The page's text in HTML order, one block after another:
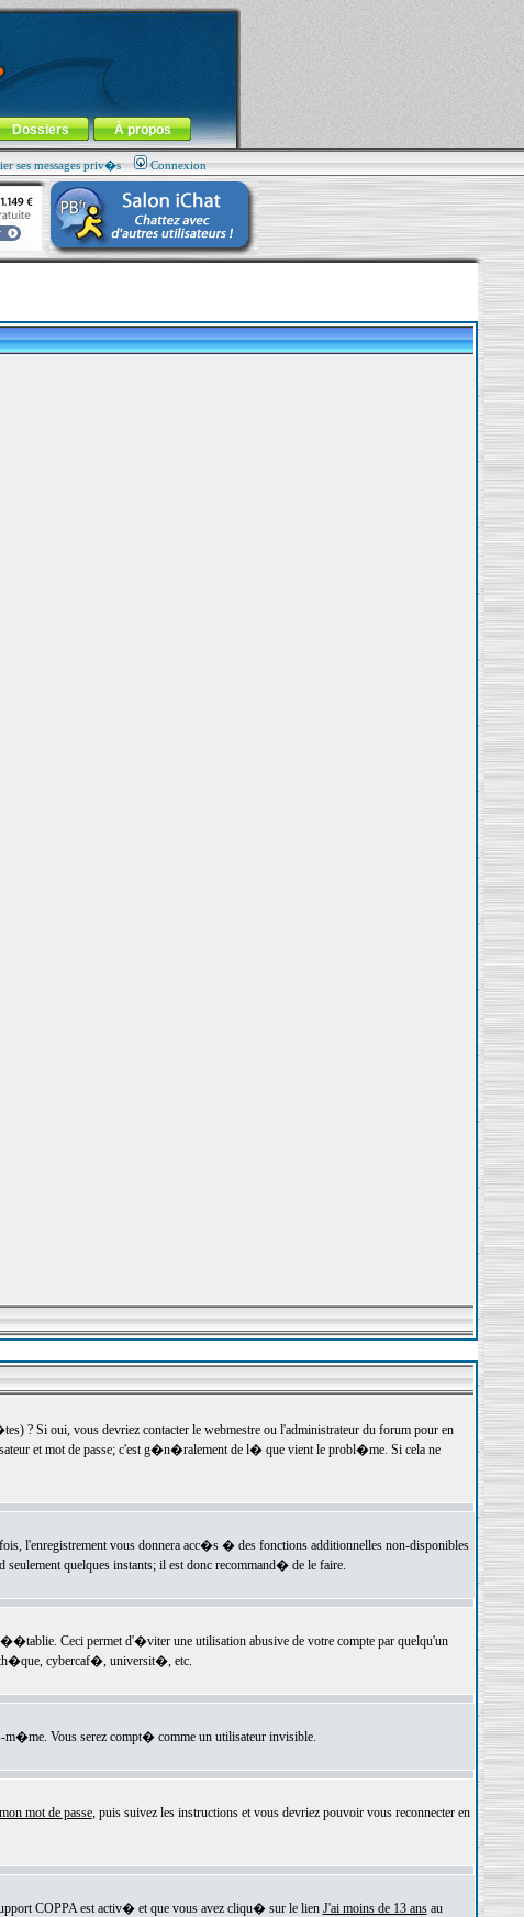
Dossiers À propos
ses messages priv�s Connexion
? Si oui, vous devriez contacter le webmestre ou l'administrateur du forum pour en
et mot de passe; c'est g�n�ralement de l� que vient le probl�me. Si cela ne
l'enregistrement vous donnera acc�s � des fonctions additionnelles non-disponibles
quelques instants; il est donc recommand� de le faire.
Ceci permet d'�viter une utilisation abusive de votre compte par quelqu'un
cybercaf�, universit�, etc.
m�me. Vous serez compt� comme un utilisateur invisible.
mot de passe, puis suivez les instructions et vous devriez pouvoir vous reconnecter en
COPPA est activ� et que vous avez cliqu� sur le lien J'ai moins de 13 ansau